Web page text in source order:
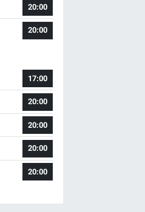
20:00
20:00
17:00
20:00
20:00
20:00
20:00